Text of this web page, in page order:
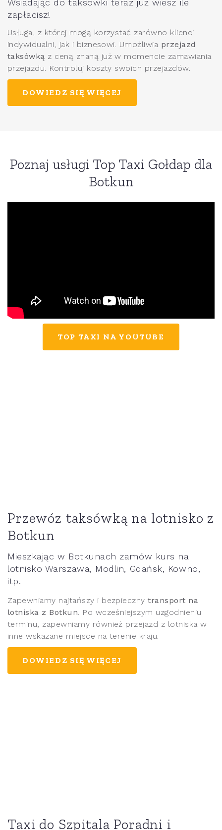
Wsiadając do taksówki teraz już wiesz ile
zapłacisz!
Usługa, z której mogą korzystać zarówno klienci
indywidualni, jak i biznesowi. Umożliwia przejazd
taksówką z ceną znaną już w momencie zamawiania
przejazdu. Kontroluj koszty swoich przejazdów.
DOWIEDZ SIĘ WIĘCEJ
Poznaj usługi Top Taxi Gołdap dla
Botkun
TOP TAXI NA YOUTUBE
Przewóz taksówką na lotnisko z
Botkun
Mieszkając w Botkunach zamów kurs na
lotnisko Warszawa, Modlin, Gdańsk, Kowno,
itp.
Zapewniamy najtańszy i bezpiecznytransport na
lotniska z Botkun . Po wcześniejszym uzgodnieniu
terminu, zapewniamy również przejazd z lotniska w
inne wskazane miejsce na terenie kraju.
DOWIEDZ SIĘ WIĘCEJ
Taxi do Szpitala Poradni i